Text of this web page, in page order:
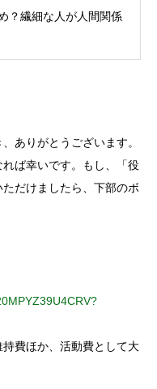
？繊細な人が人間関係
ありがとうございます。
ば幸いです。もし、「役
だけましたら、下部のボ
費ほか、活動費として大